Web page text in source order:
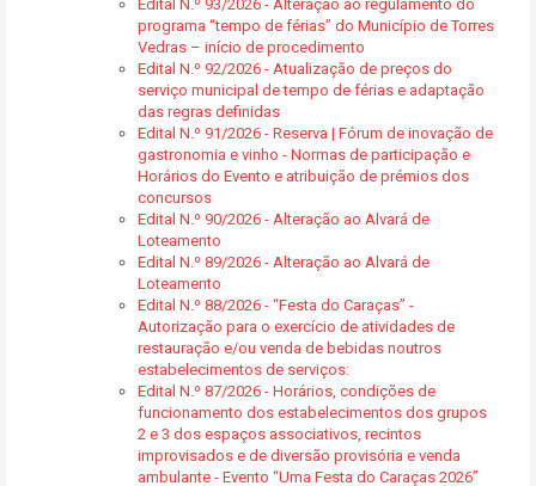
Edital N.º 93/2026 - Alteração ao regulamento do
programa “tempo de férias” do Município de Torres
Vedras – início de procedimento
Edital N.º 92/2026 - Atualização de preços do
serviço municipal de tempo de férias e adaptação
das regras definidas
Edital N.º 91/2026 - Reserva | Fórum de inovação de
gastronomia e vinho - Normas de participação e
Horários do Evento e atribuição de prémios dos
concursos
Edital N.º 90/2026 - Alteração ao Alvará de
Loteamento
Edital N.º 89/2026 - Alteração ao Alvará de
Loteamento
Edital N.º 88/2026 - “Festa do Caraças” -
Autorização para o exercício de atividades de
restauração e/ou venda de bebidas noutros
estabelecimentos de serviços:
Edital N.º 87/2026 - Horários, condições de
funcionamento dos estabelecimentos dos grupos
2 e 3 dos espaços associativos, recintos
improvisados e de diversão provisória e venda
ambulante - Evento “Uma Festa do Caraças 2026”